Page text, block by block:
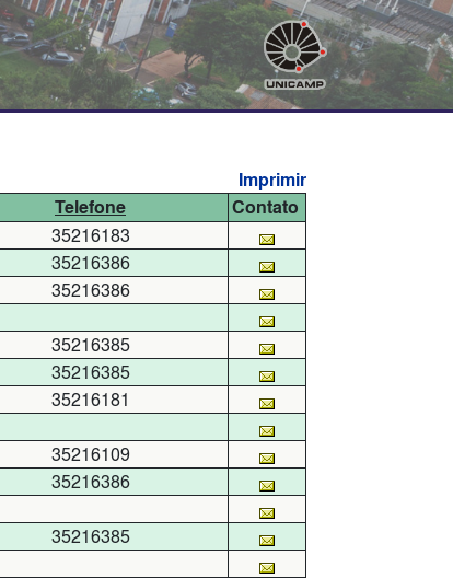
Imprimir
Telefone Contato
35216183
35216386
35216386
35216385
35216385
35216181
35216109
35216386
35216385